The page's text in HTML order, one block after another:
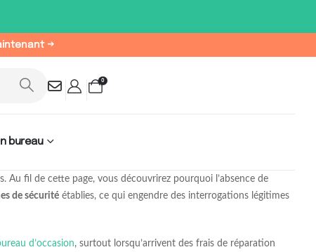
→
0
bureau
fil de cette page, vous découvrirez pourquoi l’absence de
de sécurité établies, ce qui engendre des interrogations légitimes
d’occasion, surtout lorsqu’arrivent des frais de réparation